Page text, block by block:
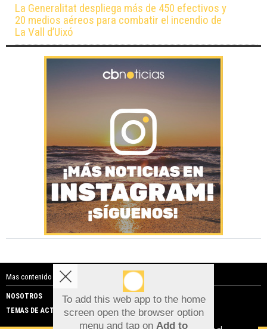
La Generalitat despliega más de 450 efectivos y
20 medios aéreos para combatir el incendio de
La Vall d’Uixó
Mas contenido de Costa Blanca Noticias:
NOSOTROS
PUBLICIDAD
TEMAS DE ACTUALIDAD
To add this web app to the home
screen open the browser option
menu and tap on Add to
Aviso sobre el Uso de cookies: